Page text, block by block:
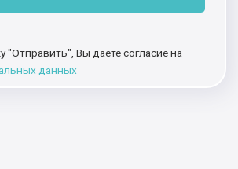
"Отправить", Вы даете согласие на
данных